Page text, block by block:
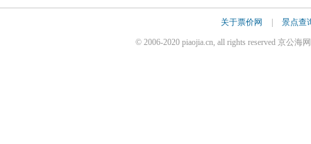
关于票价网 | 景点查
© 2006-2020 piaojia.cn, all rights reserved 京公海